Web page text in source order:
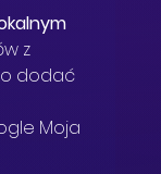
z
dodać
Moja